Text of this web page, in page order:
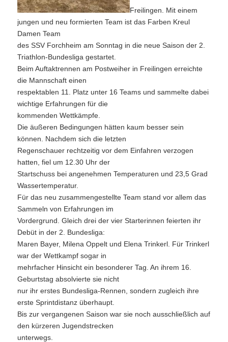
Freilingen. Mit einem
jungen und neu formierten Team ist das Farben Kreul
Damen Team
des SSV Forchheim am Sonntag in die neue Saison der 2.
Triathlon-Bundesliga gestartet.
Beim Auftaktrennen am Postweiher in Freilingen erreichte
die Mannschaft einen
respektablen 11. Platz unter 16 Teams und sammelte dabei
wichtige Erfahrungen für die
kommenden Wettkämpfe.
Die äußeren Bedingungen hätten kaum besser sein
können. Nachdem sich die letzten
Regenschauer rechtzeitig vor dem Einfahren verzogen
hatten, fiel um 12.30 Uhr der
Startschuss bei angenehmen Temperaturen und 23,5 Grad
Wassertemperatur.
Für das neu zusammengestellte Team stand vor allem das
Sammeln von Erfahrungen im
Vordergrund. Gleich drei der vier Starterinnen feierten ihr
Debüt in der 2. Bundesliga:
Maren Bayer, Milena Oppelt und Elena Trinkerl. Für Trinkerl
war der Wettkampf sogar in
mehrfacher Hinsicht ein besonderer Tag. An ihrem 16.
Geburtstag absolvierte sie nicht
nur ihr erstes Bundesliga-Rennen, sondern zugleich ihre
erste Sprintdistanz überhaupt.
Bis zur vergangenen Saison war sie noch ausschließlich auf
den kürzeren Jugendstrecken
unterwegs.